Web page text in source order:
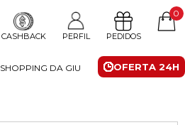
CASHBACK PERFIL PEDIDOS
0
OFERTA 24H
SHOPPING DA GIU